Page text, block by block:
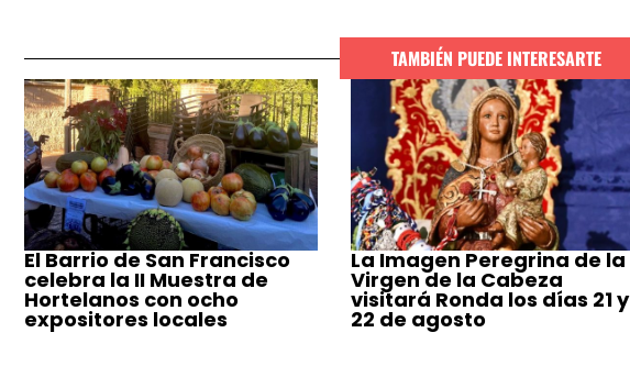
TAMBIÉN PUEDE INTERESARTE
El Barrio de San Francisco
celebra la II Muestra de
Hortelanos con ocho
expositores locales
La Imagen Peregrina de la
Virgen de la Cabeza
visitará Ronda los días 21 y
22 de agosto